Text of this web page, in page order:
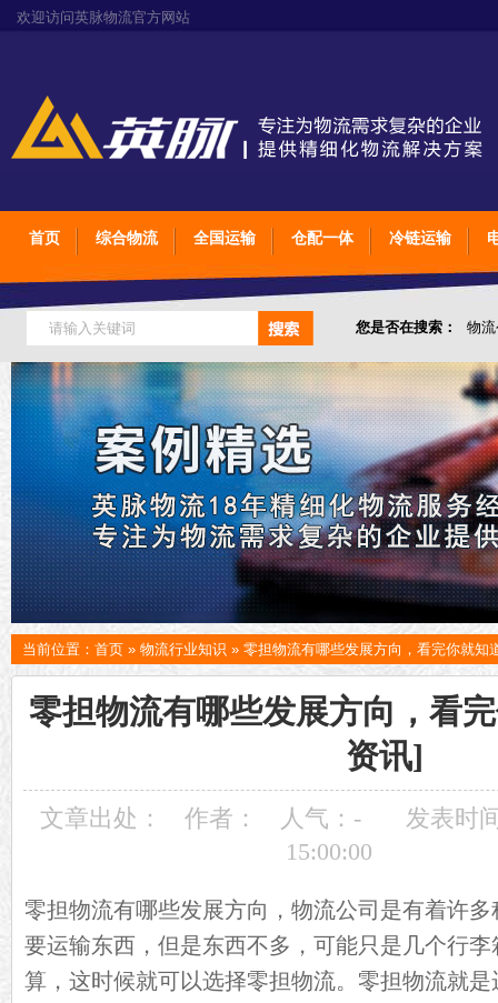
欢迎访问英脉物流官方网站
首页 综合物流 全国运输 仓配一体 冷链运输
您是否在搜索： 物
仓储综合专业定制物
当前位置： 首页 » 物流行业知识 » 零担物流有哪些发展方向，看完你就知
零担物流有哪些发展方向，看
资讯]
文章出处： 作者： 人气： -
发表时
15:00:00
零担物流有哪些发展方向，物流公司是有着许
要运输东西，但是东西不多，可能只是几个行
算，这时候就可以选择零担物流。零担物流就